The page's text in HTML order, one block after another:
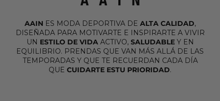
AAIN ES MODA DEPORTIVA DE ALTA CALIDAD,
DISEÑADA PARA MOTIVARTE E INSPIRARTE A VIVIR
UN ESTILO DE VIDA ACTIVO, SALUDABLEY EN
EQUILIBRIO. PRENDAS QUE VAN MÁS ALLÁ DE LAS
TEMPORADAS Y QUE TE RECUERDAN CADA DÍA
QUE CUIDARTE ESTU PRIORIDAD.